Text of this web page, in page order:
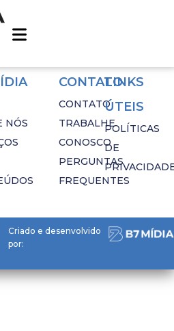
orkut
NÓS
CONTATO
CONTATO
TRABALHE
CONOSCO
PERGUNTAS
FREQUENTES
LINKS
ÚTEIS
POLÍTICAS
DE
Criado e desenvolvido
por: